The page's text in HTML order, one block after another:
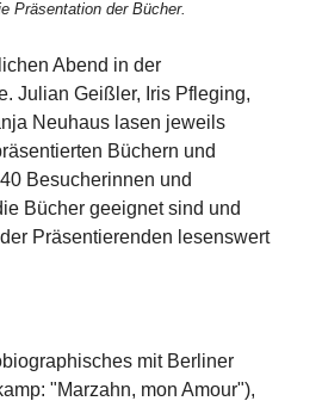
Präsentation der Bücher.
Abend in der
Julian Geißler, Iris Pfleging,
Neuhaus lasen jeweils
Büchern und
Besucherinnen und
Bücher geeignet sind und
Präsentierenden lesenswert
mit Berliner
"Marzahn, mon Amour"),